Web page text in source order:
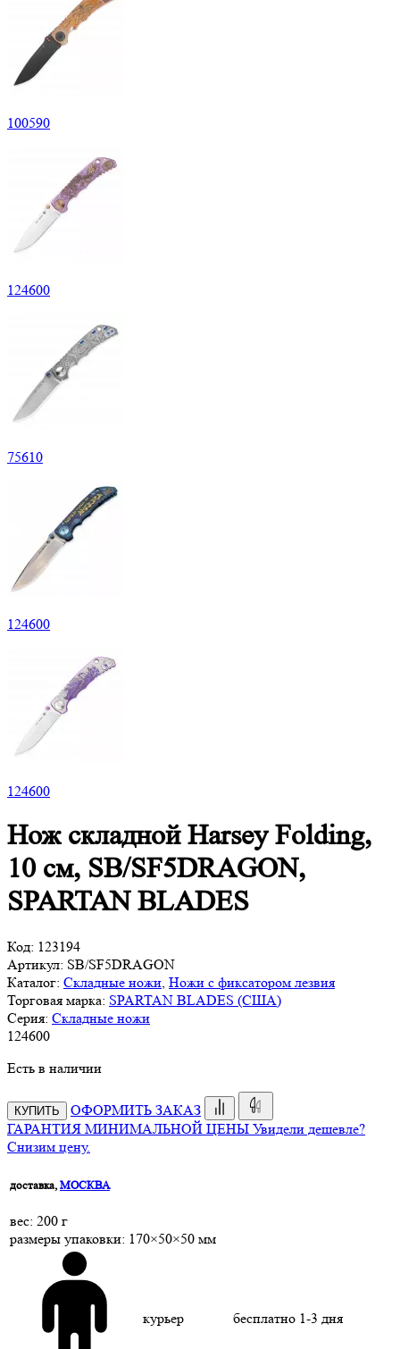
100590
124600
75610
124600
124600
Нож складной Harsey Folding,
10 см, SB/SF5DRAGON,
SPARTAN BLADES
Код: 123194
Артикул: SB/SF5DRAGON
Каталог: Складные ножи Ножи с фиксатором лезвия
Торговая марка: SPARTAN BLADES (США)
Серия: Складные ножи
124600
Есть в наличии
КУПИТЬ
ОФОРМИТЬ ЗАКАЗ
ГАРАНТИЯ МИНИМАЛЬНОЙ ЦЕНЫ Увидели дешевле?
Снизим цену.
доставка, МОСКВА
веc: 200 г
размеры упаковки: 170×50×50 мм
курьер бесплатно 1-3 дня